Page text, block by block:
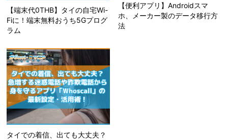
【端末代0THB】タイの自宅Wi-
Fiに！端末無料おうち5Gプログ
ラム
【便利アプリ】Androidスマ
ホ、メーカー製のデータ移行方
法
タイでの着信、出ても大丈夫？